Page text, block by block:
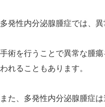
多発性内分泌腺腫症では、
手術を行うことで異常な腫
われることもあります。
また、多発性内分泌腺腫症